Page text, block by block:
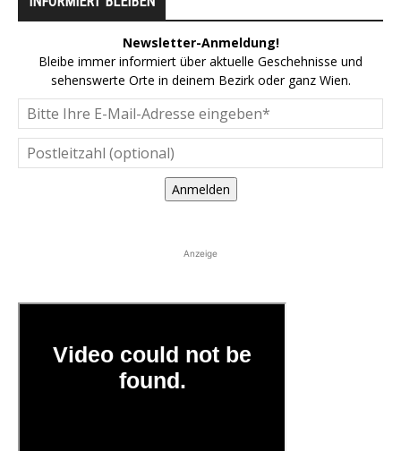
Newsletter-Anmeldung!
Bleibe immer informiert über aktuelle Geschehnisse und
sehenswerte Orte in deinem Bezirk oder ganz Wien.
Anmelden
Anzeige